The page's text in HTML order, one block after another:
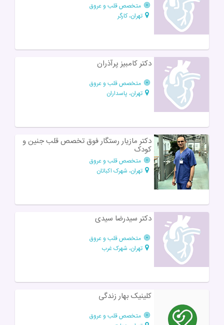
متخصص قلب و عروق
تهران، کارگر
دکتر کامبیز پرآذران
متخصص قلب و عروق
تهران، پاسداران
دکتر مازیار رستگار فوق تخصص قلب جنین و
کودک
متخصص قلب و عروق
تهران، شهرک اکباتان
دکتر سیدرضا سیدی
متخصص قلب و عروق
تهران، شهرک غرب
کلینیک بهار زندگی
متخصص قلب و عروق